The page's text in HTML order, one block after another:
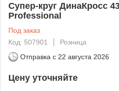
Супер-круг ДинаКросс
Professional
Под заказ
Код: 507901
Розница
Отправка с 22 августа 2026
Цену уточняйте